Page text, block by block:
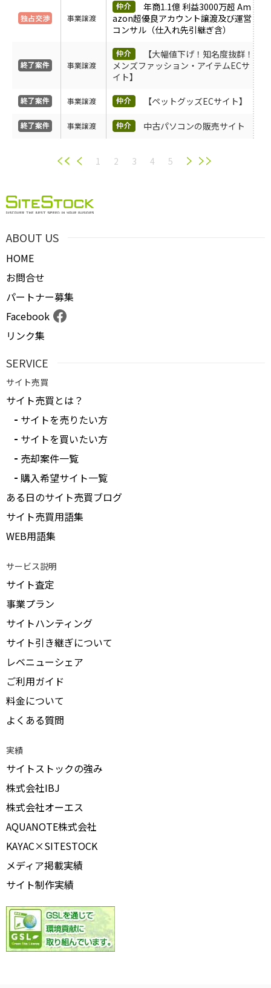
事業譲渡
年商1.1億 利益3000万超 Am
azon超優良アカウント譲渡及び運営
コンサル（仕入れ先引継ぎ含）
事業譲渡
【大幅値下げ！知名度抜群！
メンズファッション・アイテムECサ
イト】
事業譲渡 【ペットグッズECサイト】
事業譲渡 中古パソコンの販売サイト
1 2 3 4 5
ABOUT US
HOME
お問合せ
パートナー募集
Facebook
リンク集
SERVICE
サイト売買
サイト売買とは？
サイトを売りたい方
サイトを買いたい方
売却案件一覧
購入希望サイト一覧
ある日のサイト売買ブログ
サイト売買用語集
WEB用語集
サービス説明
サイト査定
事業プラン
サイトハンティング
サイト引き継ぎについて
レベニューシェア
ご利用ガイド
料金について
よくある質問
実績
サイトストックの強み
株式会社IBJ
株式会社オーエス
AQUANOTE株式会社
KAYAC×SITESTOCK
メディア掲載実績
サイト制作実績